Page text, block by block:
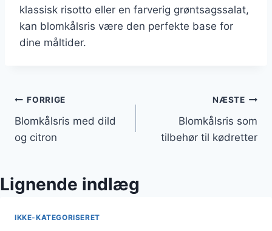
klassisk risotto eller en farverig grøntsagssalat,
kan blomkålsris være den perfekte base for
dine måltider.
Indlægsnavigation
FORRIGE
Blomkålsris med dild
og citron
NÆSTE
Blomkålsris som
tilbehør til kødretter
Lignende indlæg
IKKE-KATEGORISERET